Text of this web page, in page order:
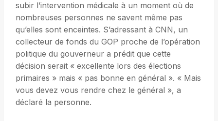
subir l’intervention médicale à un moment où de
nombreuses personnes ne savent même pas
qu’elles sont enceintes. S’adressant à CNN, un
collecteur de fonds du GOP proche de l’opération
politique du gouverneur a prédit que cette
décision serait « excellente lors des élections
primaires » mais « pas bonne en général ». « Mais
vous devez vous rendre chez le général », a
déclaré la personne.